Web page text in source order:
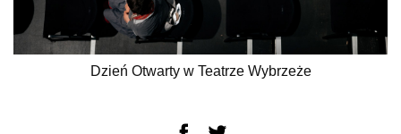
Dzień Otwarty w Teatrze Wybrzeże